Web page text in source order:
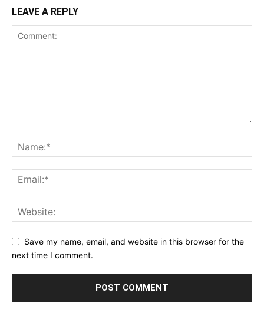
LEAVE A REPLY
Save my name, email, and website in this browser for the
next time I comment.